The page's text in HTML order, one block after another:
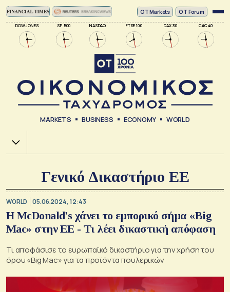
DOW JONES SP 500 NASDAQ FTSE 100 DAX 30 CAC 40
ΟΤ Markets OT Forum
MARKETS BUSINESS ECONOMY WORLD
Χ.Α.
Γενικό Δικαστήριο ΕΕ
WORLD 05.06.2024, 12:43
H McDonald's χάνει το εμπορικό σήμα «Big
Mac» στην ΕΕ - Τι λέει δικαστική απόφαση
Τι αποφάσισε το ευρωπαϊκό δικαστήριο για την χρήση του
όρου «Big Mac» για τα προϊόντα πουλερικών